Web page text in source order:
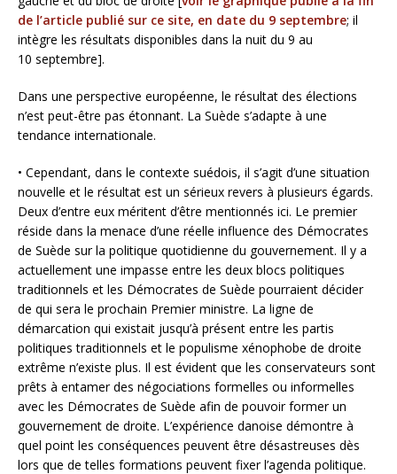
de l’article publié sur ce site, en date du 9 septembre; il
intègre les résultats disponibles dans la nuit du 9 au
10 septembre].
Dans une perspective européenne, le résultat des élections
n’est peut-être pas étonnant. La Suède s’adapte à une
tendance internationale.
• Cependant, dans le contexte suédois, il s’agit d’une situation
nouvelle et le résultat est un sérieux revers à plusieurs égards.
Deux d’entre eux méritent d’être mentionnés ici. Le premier
réside dans la menace d’une réelle influence des Démocrates
de Suède sur la politique quotidienne du gouvernement. Il y a
actuellement une impasse entre les deux blocs politiques
traditionnels et les Démocrates de Suède pourraient décider
de qui sera le prochain Premier ministre. La ligne de
démarcation qui existait jusqu’à présent entre les partis
politiques traditionnels et le populisme xénophobe de droite
extrême n’existe plus. Il est évident que les conservateurs sont
prêts à entamer des négociations formelles ou informelles
avec les Démocrates de Suède afin de pouvoir former un
gouvernement de droite. L’expérience danoise démontre à
quel point les conséquences peuvent être désastreuses dès
lors que de telles formations peuvent fixer l’agenda politique.